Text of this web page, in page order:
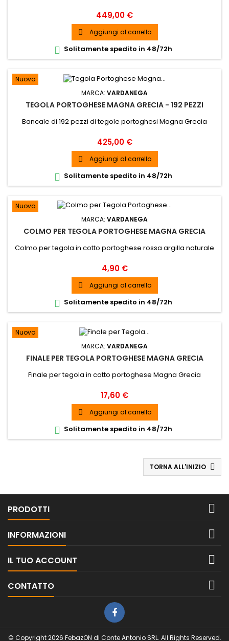
Prezzo
449,00 €
 Aggiungi al carrello
 Solitamente spedito in 48/72h
Nuovo
MARCA: VARDANEGA
TEGOLA PORTOGHESE MAGNA GRECIA - 192 PEZZI
Bancale di 192 pezzi di tegole portoghesi Magna Grecia
Prezzo
425,00 €
 Aggiungi al carrello
 Solitamente spedito in 48/72h
Nuovo
MARCA: VARDANEGA
COLMO PER TEGOLA PORTOGHESE MAGNA GRECIA
Colmo per tegola in cotto portoghese rossa argilla naturale
Prezzo
4,90 €
 Aggiungi al carrello
 Solitamente spedito in 48/72h
Nuovo
MARCA: VARDANEGA
FINALE PER TEGOLA PORTOGHESE MAGNA GRECIA
Finale per tegola in cotto portoghese Magna Grecia
Prezzo
17,60 €
 Aggiungi al carrello
 Solitamente spedito in 48/72h
TORNA ALL'INIZIO 
PRODOTTI 
INFORMAZIONI 
IL TUO ACCOUNT 
CONTATTO 
© Copyright 2026 FebazON di Conte Antonio SRL. All Rights Reserved.